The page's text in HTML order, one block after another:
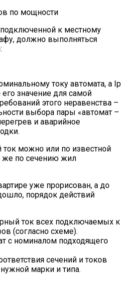
по мощности
к местному
должно выполняться
току автомата, а Ip
значение для самой
этого неравенства –
выбора пары «автомат –
и аварийное
ток можно или по известной
же по сечению жил
уже прорисован, а до
порядок действий
ток всех подключаемых к
(согласно схеме).
с номиналом подходящего
сечений и токов
марки и типа.